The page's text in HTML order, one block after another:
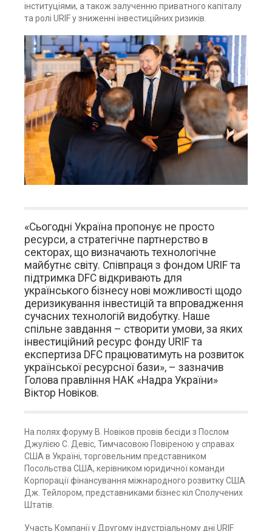
інституціями, а також залученню приватного капіталу
та ролі URIF у зниженні інвестиційних ризиків.
«Сьогодні Україна пропонує не просто
ресурси, а стратегічне партнерство в
секторах, що визначають технологічне
майбутнє світу. Співпраця з фондом URIF та
підтримка DFC відкривають для
українського бізнесу нові можливості щодо
деризикування інвестицій та впровадження
сучасних технологій видобутку. Наше
спільне завдання – створити умови, за яких
інвестиційний ресурс фонду URIF та
експертиза DFC працюватимуть на розвиток
української ресурсної бази», – зазначив
Голова правління НАК «Надра України»
Віктор Новіков.
На полях форуму В. Новіков провів бесіди з Послом
Джулією С. Девіс, Тимчасовою Повіреною у справах
США в Україні, торговельним представником
Посольства США, керівником юридичної команди
Корпорації фінансування міжнародного розвитку США
Дж. Тейлором, представниками бізнес кіл Сполучених
Штатів.
Участь Компанії у Другому індустріальному дні URIF